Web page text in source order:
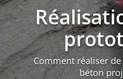
Comment réaliser
béton